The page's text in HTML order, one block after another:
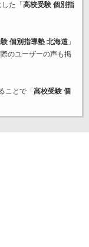
た「 高校受験 個別指
個別指導塾 北海道」
のユーザーの声も掲
ことで「 高校受験 個